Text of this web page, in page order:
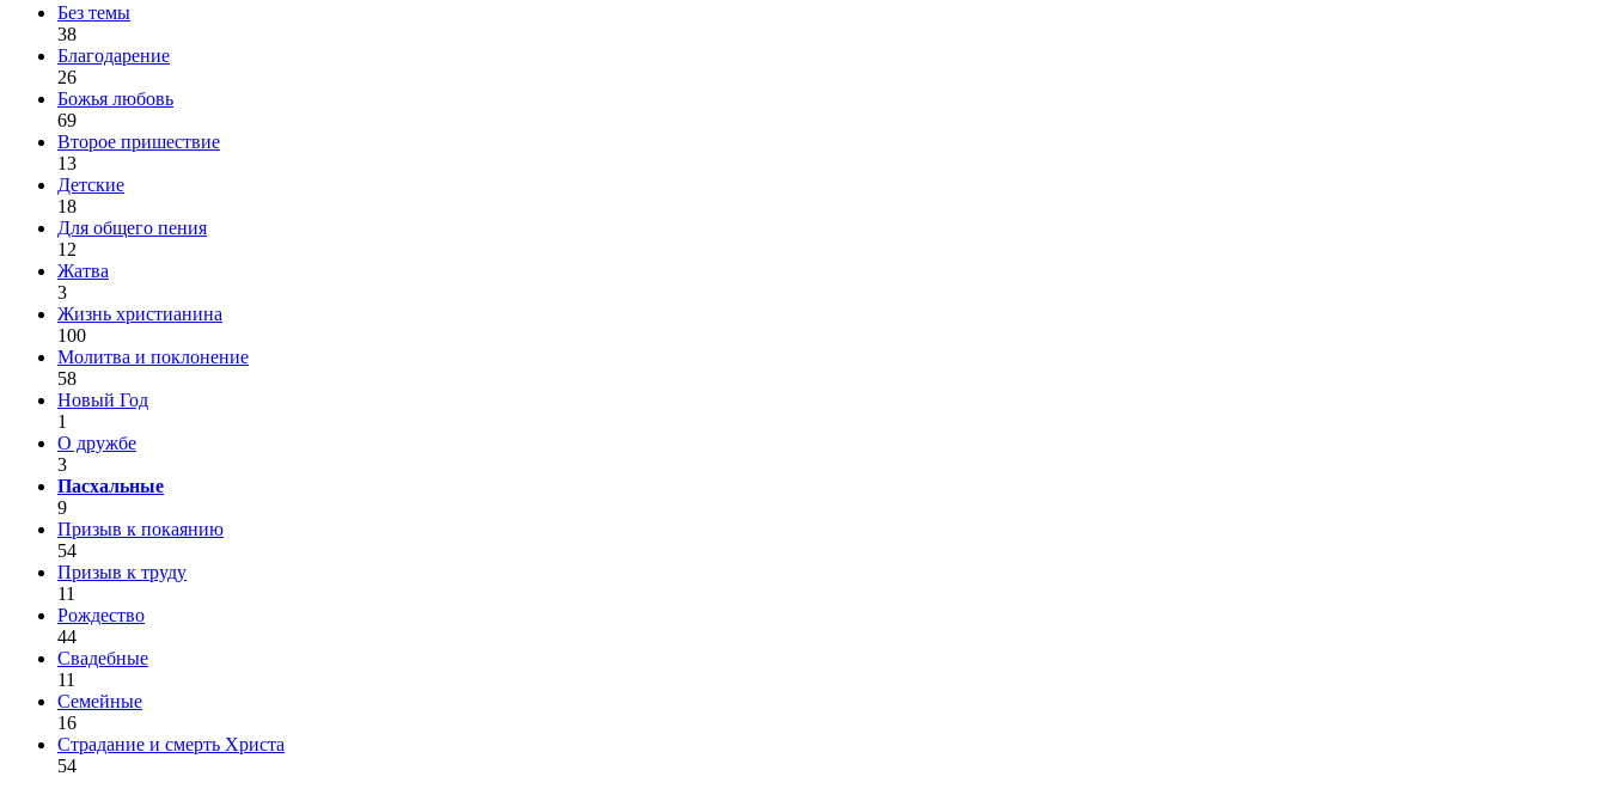
Без темы
38
Благодарение
26
Божья любовь
69
Второе пришествие
13
Детские
18
Для общего пения
12
Жатва
3
Жизнь христианина
100
Молитва и поклонение
58
Новый Год
1
О дружбе
3
Пасхальные
9
Призыв к покаянию
54
Призыв к труду
11
Рождество
44
Свадебные
11
Семейные
16
Страдание и смерть Христа
54